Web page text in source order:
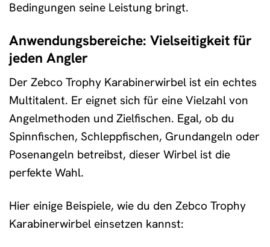
Bedingungen seine Leistung bringt.
Anwendungsbereiche: Vielseitigkeit für
jeden Angler
Der Zebco Trophy Karabinerwirbel ist ein echtes
Multitalent. Er eignet sich für eine Vielzahl von
Angelmethoden und Zielfischen. Egal, ob du
Spinnfischen, Schleppfischen, Grundangeln oder
Posenangeln betreibst, dieser Wirbel ist die
perfekte Wahl.
Hier einige Beispiele, wie du den Zebco Trophy
Karabinerwirbel einsetzen kannst: